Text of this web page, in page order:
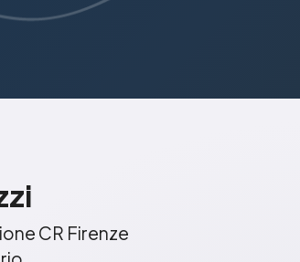
CR Firenze